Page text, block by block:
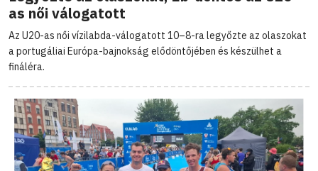
as női válogatott
Az U20-as női vízilabda-válogatott 10–8-ra legyőzte az olaszokat
a portugáliai Európa-bajnokság elődöntőjében és készülhet a
fináléra.